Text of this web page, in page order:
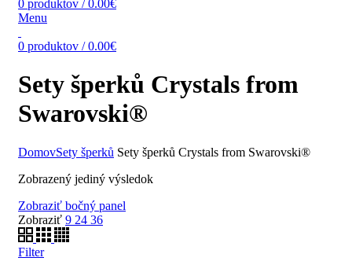
0 produktov / 0.00€
Menu
0 produktov / 0.00€
Sety šperků Crystals from
Swarovski®
DomovSety šperků Sety šperků Crystals from Swarovski®
Zobrazený jediný výsledok
Zobraziť bočný panel
Zobraziť 9 24 36
Filter